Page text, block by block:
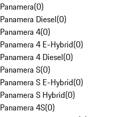
Panamera(0)
Panamera Diesel(0)
Panamera 4(0)
Panamera 4 E-Hybrid(0)
Panamera 4 Diesel(0)
Panamera S(0)
Panamera S E-Hybrid(0)
Panamera S Hybrid(0)
Panamera 4S(0)